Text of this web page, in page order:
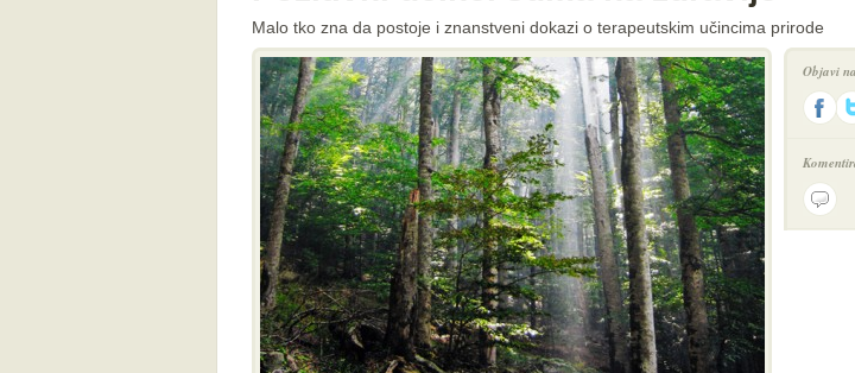
Malo tko zna da postoje i znanstveni dokazi o terapeutskim učincima prirode
Objavi na